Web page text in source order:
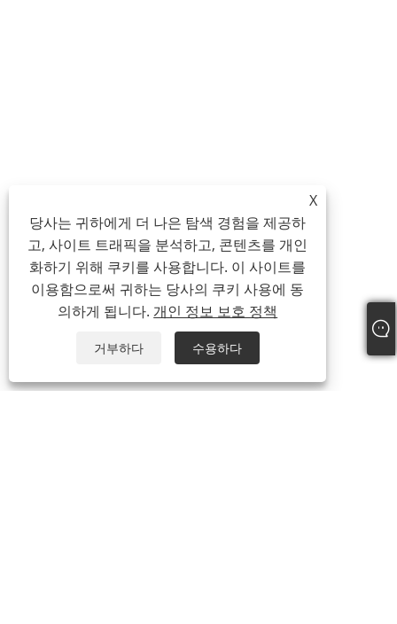
X
당사는 귀하에게 더 나은 탐색 경험을 제공하
고, 사이트 트래픽을 분석하고, 콘텐츠를 개인
화하기 위해 쿠키를 사용합니다. 이 사이트를
이용함으로써 귀하는 당사의 쿠키 사용에 동
의하게 됩니다. 개인 정보 보호 정책
거부하다 수용하다